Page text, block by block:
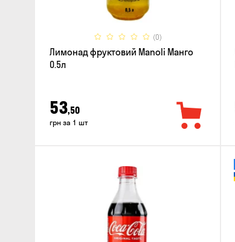
(0)
Лимонад фруктовий Manoli Манго
0.5л
53,50
грн за 1 шт